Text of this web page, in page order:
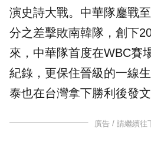
演史詩大戰。中華隊鏖戰
分之差擊敗南韓隊，創下
來，中華隊首度在WBC賽
紀錄，更保住晉級的一線
泰也在台灣拿下勝利後發文
廣告 / 請繼續往